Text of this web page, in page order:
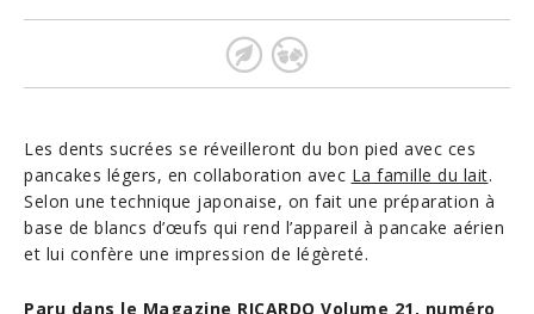
Les dents sucrées se réveilleront du bon pied avec ces
pancakes légers, en collaboration avec La famille du lait.
Selon une technique japonaise, on fait une préparation à
base de blancs d’œufs qui rend l’appareil à pancake aérien
et lui confère une impression de légèreté.
Paru dans le Magazine RICARDO Volume 21, numéro